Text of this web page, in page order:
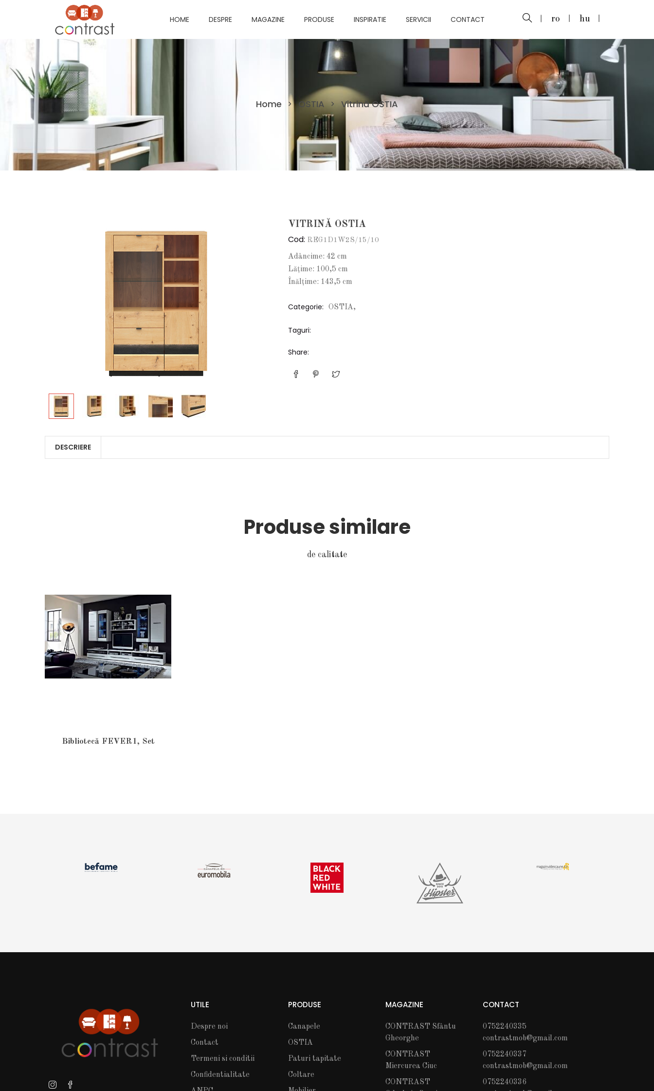
HOME DESPRE MAGAZINE PRODUSE INSPIRATIE SERVICII CONTACT ro hu
Home OSTIA Vitrină OSTIA
VITRINĂ OSTIA
Cod: REG1D1W2S/15/10
Adâncime: 42 cm
Lățime: 100,5 cm
Înălțime: 143,5 cm
Categorie: OSTIA,
Taguri:
Share:
DESCRIERE
Produse similare
de calitate
Bibliotecă FEVER1, Set
UTILE
Despre noi
Contact
Termeni si conditii
Confidentialitate
PRODUSE
Canapele
OSTIA
Paturi tapitate
Coltare
MAGAZINE
CONTRAST Sfântu
Gheorghe
CONTRAST
Miercurea Ciuc
CONTRAST
CONTACT
0752240335
contrastmob@gmail.com
0752240337
contrastmob@gmail.com
0752240336